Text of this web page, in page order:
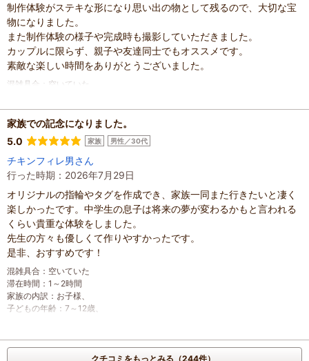
制作体験がステキな形になり思い出の物として残るので、大切な宝
物になりました。
また制作体験の様子や完成時も撮影していただきました。
カップルに限らず、親子や友達同士でもオススメです。
素敵な楽しい時間をありがとうございました。
混雑具合
空いていた
家族の内訳：お子様、
子どもの年齢：13歳以上
：3人～5人
投稿日：2026年7月31日
家族での記念になりました。
5.0
家族 男性／30代
チキンフィレ男さん
行った時期：2026年7月29日
オリジナルの指輪やタグを作成でき、家族一同また行きたいと凄く
楽しかったです。中学生の息子は将来の夢が変わるかもと言われる
くらい貴重な体験をしました。
先生の方々も優しくて作りやすかったです。
是非、おすすめです！
混雑具合 ： 空いていた
滞在時間 ： 1～2時間
家族の内訳 ： お子様、
子どもの年齢 ： 7～12歳、
クチコミをもっとみる（244件）